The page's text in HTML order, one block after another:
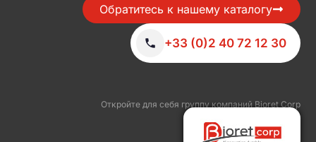
Обратитесь к нашему каталогу
+33 (0)2 40 72 12 30
Откройте для себя группу компаний Bioret Corp